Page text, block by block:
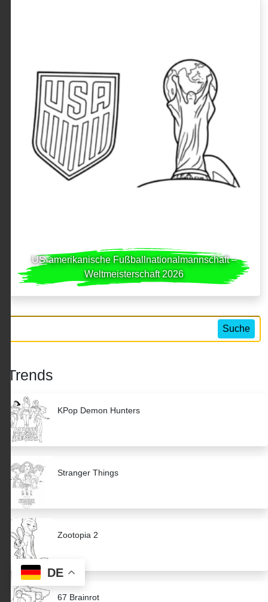
US-amerikanische Fußballnationalmannschaft –
Weltmeisterschaft 2026
Suche
Trends
KPop Demon Hunters
Stranger Things
Zootopia 2
67 Brainrot
DE